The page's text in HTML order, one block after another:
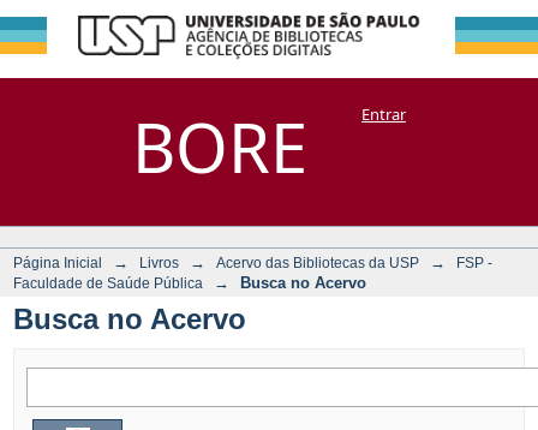
BORE
Busca no Acervo
DSpace/Manakin + CoriscoEntrar
Página Inicial → Livros → Acervo das Bibliotecas da USP →
FSP -
Faculdade de Saúde Pública
→ Busca no Acervo
Busca no Acervo